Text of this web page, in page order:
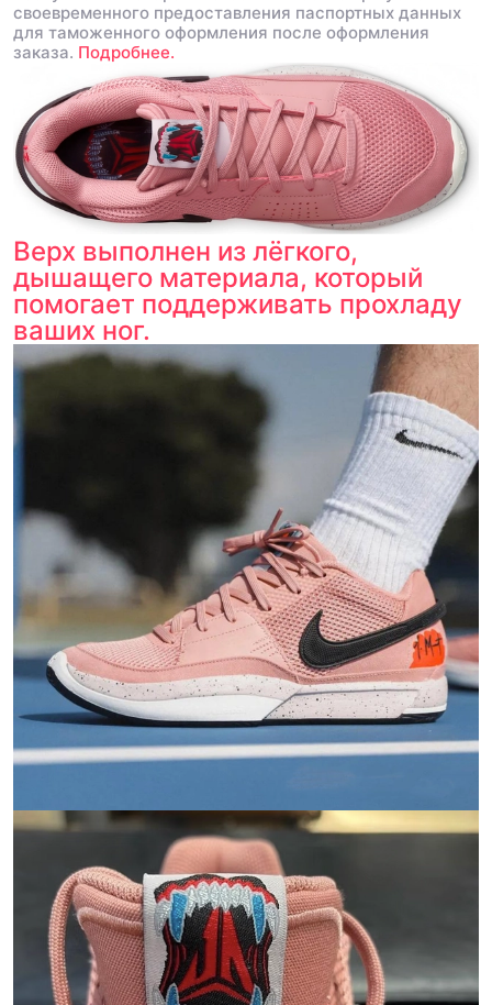
своевременного предоставления паспортных данных
для таможенного оформления после оформления
заказа. Подробнее.
Верх выполнен из лёгкого,
дышащего материала, который
помогает поддерживать прохладу
ваших ног.